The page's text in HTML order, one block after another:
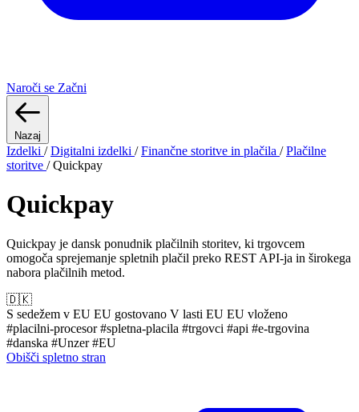
Naroči se Začni
Nazaj
Izdelki / Digitalni izdelki / Finančne storitve in plačila / Plačilne
storitve / Quickpay
Quickpay
Quickpay je dansk ponudnik plačilnih storitev, ki trgovcem
omogoča sprejemanje spletnih plačil preko REST API-ja in širokega
nabora plačilnih metod.
🇩🇰
S sedežem v EU EU gostovano V lasti EU EU vloženo
#placilni-procesor#spletna-placila #trgovci #api #e-trgovina
#danska #Unzer#EU
Obišči spletno stran